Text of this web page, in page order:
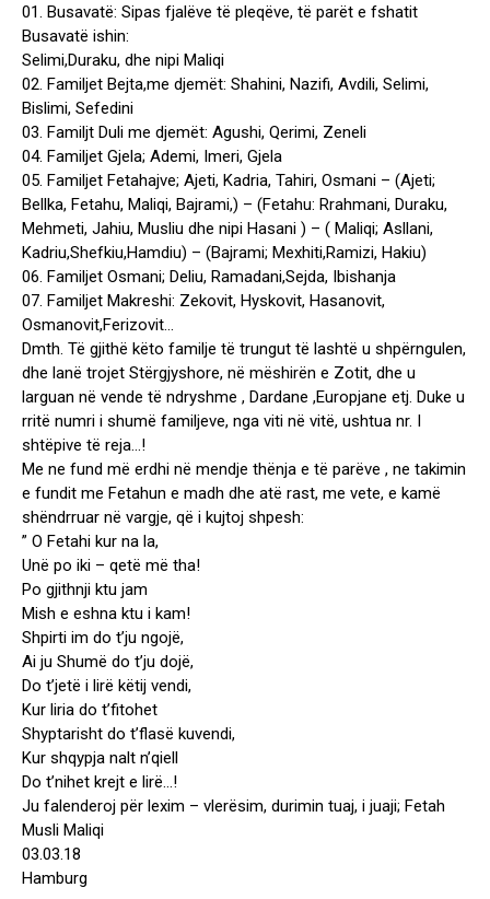
01. Busavatë: Sipas fjalëve të pleqëve, të parët e fshatit
Busavatë ishin:
Selimi,Duraku, dhe nipi Maliqi
02. Familjet Bejta,me djemët: Shahini, Nazifi, Avdili, Selimi,
Bislimi, Sefedini
03. Familjt Duli me djemët: Agushi, Qerimi, Zeneli
04. Familjet Gjela; Ademi, Imeri, Gjela
05. Familjet Fetahajve; Ajeti, Kadria, Tahiri, Osmani – (Ajeti;
Bellka, Fetahu, Maliqi, Bajrami,) – (Fetahu: Rrahmani, Duraku,
Mehmeti, Jahiu, Musliu dhe nipi Hasani ) – ( Maliqi; Asllani,
Kadriu,Shefkiu,Hamdiu) – (Bajrami; Mexhiti,Ramizi, Hakiu)
06. Familjet Osmani; Deliu, Ramadani,Sejda, Ibishanja
07. Familjet Makreshi: Zekovit, Hyskovit, Hasanovit,
Osmanovit,Ferizovit…
Dmth. Të gjithë këto familje të trungut të lashtë u shpërngulen,
dhe lanë trojet Stërgjyshore, në mëshirën e Zotit, dhe u
larguan në vende të ndryshme , Dardane ,Europjane etj. Duke u
rritë numri i shumë familjeve, nga viti në vitë, ushtua nr. I
shtëpive të reja…!
Me ne fund më erdhi në mendje thënja e të parëve , ne takimin
e fundit me Fetahun e madh dhe atë rast, me vete, e kamë
shëndrruar në vargje, që i kujtoj shpesh:
” O Fetahi kur na la,
Unë po iki – qetë më tha!
Po gjithnji ktu jam
Mish e eshna ktu i kam!
Shpirti im do t’ju ngojë,
Ai ju Shumë do t’ju dojë,
Do t’jetë i lirë këtij vendi,
Kur liria do t’fitohet
Shyptarisht do t’flasë kuvendi,
Kur shqypja nalt n’qiell
Do t’nihet krejt e lirë…!
Ju falenderoj për lexim – vlerësim, durimin tuaj, i juaji; Fetah
Musli Maliqi
03.03.18
Hamburg